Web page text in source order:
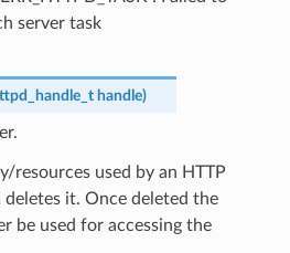
server task
handle)
resources used by an HTTP
deletes it. Once deleted the
be used for accessing the